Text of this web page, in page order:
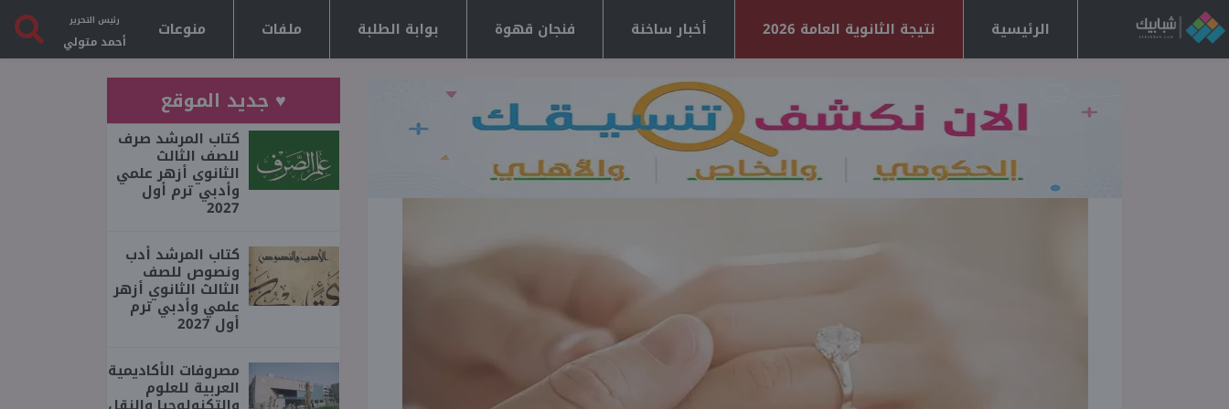
الرئيسية نتيجة الثانوية العامة 2026 أخبار ساخنة فنجان قهوة بوابة الطلبة ملفات منوعات رئيس التحرير
أحمد متولي
♥ جديد الموقع
كتاب المرشد صرف
للصف الثالث
الثانوي أزهر علمي
وأدبي ترم أول
2027
كتاب المرشد أدب
ونصوص للصف
الثالث الثانوي أزهر
علمي وأدبي ترم
أول 2027
مصروفات الأكاديمية
العربية للعلوم